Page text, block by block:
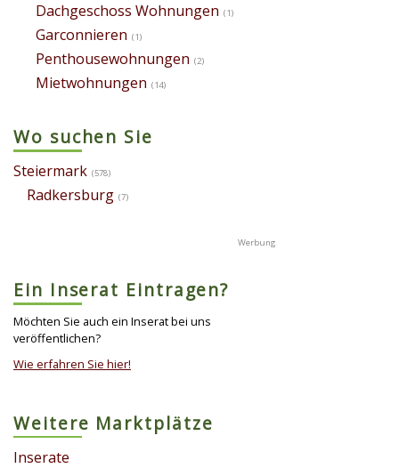
Dachgeschoss Wohnungen (1)
Garconnieren (1)
Penthousewohnungen (2)
Mietwohnungen (14)
Wo suchen Sie
Steiermark (578)
Radkersburg (7)
Ein Inserat Eintragen?
Möchten Sie auch ein Inserat bei uns
veröffentlichen?
Wie erfahren Sie hier!
Weitere Marktplätze
Inserate